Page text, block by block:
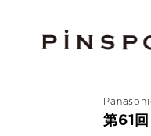
第61